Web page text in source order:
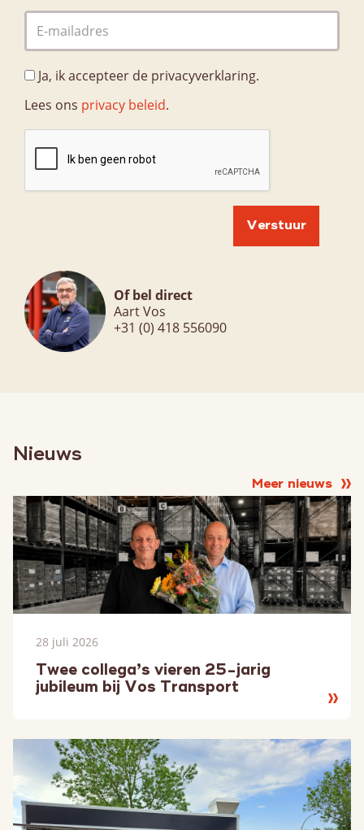
Ja, ik accepteer de privacyverklaring.
Lees ons privacy beleid.
Of bel direct
Aart Vos
+31 (0) 418 556090
Nieuws
Meer nieuws
28 juli 2026
Twee collega’s vieren 25-jarig
jubileum bij Vos Transport
Lees